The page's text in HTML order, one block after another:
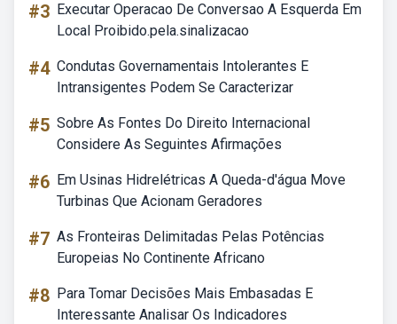
#3 Executar Operacao De Conversao A Esquerda Em
Local Proibido.pela.sinalizacao
#4 Condutas Governamentais Intolerantes E
Intransigentes Podem Se Caracterizar
#5 Sobre As Fontes Do Direito Internacional
Considere As Seguintes Afirmações
#6 Em Usinas Hidrelétricas A Queda-d'água Move
Turbinas Que Acionam Geradores
#7 As Fronteiras Delimitadas Pelas Potências
Europeias No Continente Africano
#8 Para Tomar Decisões Mais Embasadas E
Interessante Analisar Os Indicadores